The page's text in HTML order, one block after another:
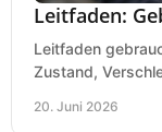
Leitfaden:
Leitfaden
Zustand,
20. Juni 2026